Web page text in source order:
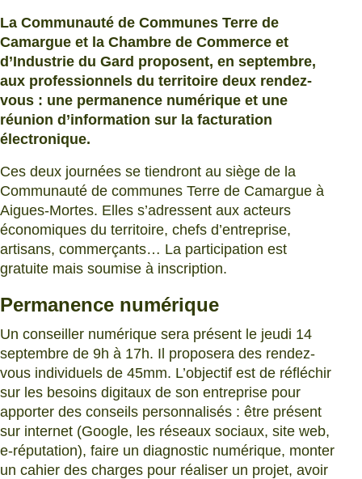
La Communauté de Communes Terre de
Camargue et la Chambre de Commerce et
d’Industrie du Gard proposent, en septembre,
aux professionnels du territoire deux rendez-
vous : une permanence numérique et une
réunion d’information sur la facturation
électronique.
Ces deux journées se tiendront au siège de la
Communauté de communes Terre de Camargue à
Aigues-Mortes. Elles s’adressent aux acteurs
économiques du territoire, chefs d’entreprise,
artisans, commerçants… La participation est
gratuite mais soumise à inscription.
Permanence numérique
Un conseiller numérique sera présent le jeudi 14
septembre de 9h à 17h. Il proposera des rendez-
vous individuels de 45mm. L’objectif est de réfléchir
sur les besoins digitaux de son entreprise pour
apporter des conseils personnalisés : être présent
sur internet (Google, les réseaux sociaux, site web,
e-réputation), faire un diagnostic numérique, monter
un cahier des charges pour réaliser un projet, avoir